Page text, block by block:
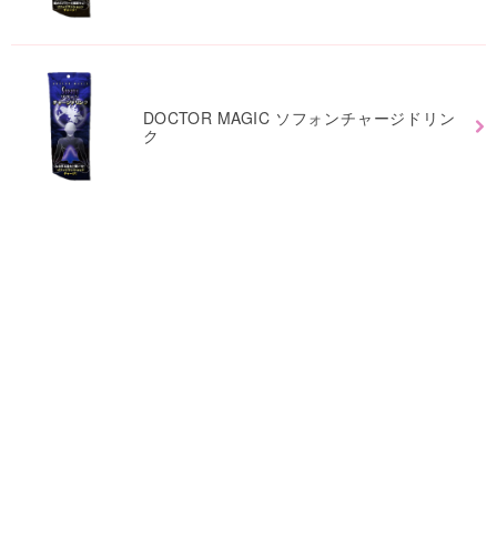
DOCTOR MAGIC ソフォンチャージドリン
ク